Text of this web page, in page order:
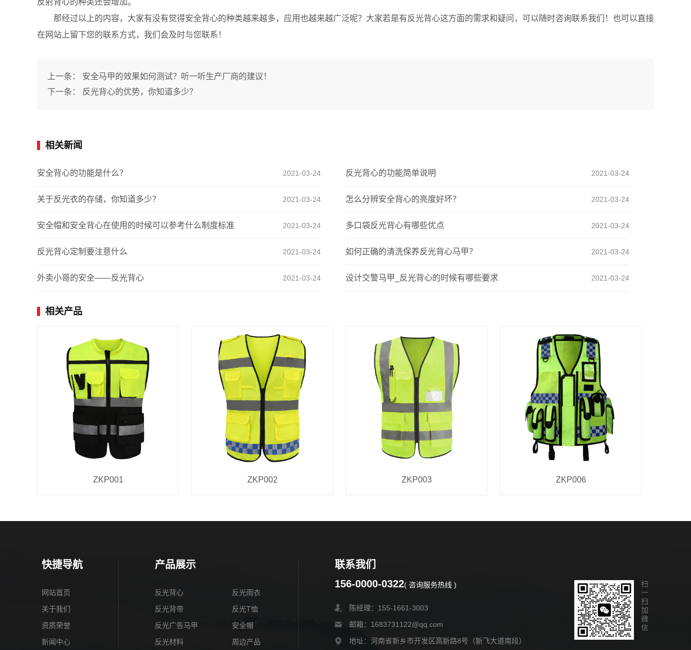
反射背心的种类还会增加。
那经过以上的内容，大家有没有觉得安全背心的种类越来越多，应用也越来越广泛呢？大家若是有反光背心这方面的需求和疑问，可以随时咨询联系我们！也可以直接
在网站上留下您的联系方式，我们会及时与您联系！
上一条： 安全马甲的效果如何测试？听一听生产厂商的建议！
下一条：
反光背心的优势，你知道多少？
相关新闻
2021-03-24
安全背心的功能是什么？ 2021-03-24
反光背心的功能简单说明
2021-03-24
关于反光衣的存储，你知道多少？ 2021-03-24
怎么分辨安全背心的亮度好坏？
2021-03-24
安全帽和安全背心在使用的时候可以参考什么制度标准 2021-03-24
多口袋反光背心有哪些优点
2021-03-24
反光背心定制要注意什么 2021-03-24
如何正确的清洗保养反光背心马甲？
2021-03-24
外卖小哥的安全——反光背心 2021-03-24
设计交警马甲_反光背心的时候有哪些要求
相关产品
ZKP001 ZKP002 ZKP003 ZKP006
快捷导航
网站首页
关于我们
资质荣誉
新闻中心
产品展示
反光背心
反光雨衣
反光背带
反光T恤
反光广告马甲
安全帽
反光材料
周边产品
联系我们
156-0000-0322( 咨询服务热线 )
陈经理：155-1661-3003
邮箱：1683731122@qq.com
地址：河南省新乡市开发区高新路8号（新飞大道南段）
扫一扫加微信